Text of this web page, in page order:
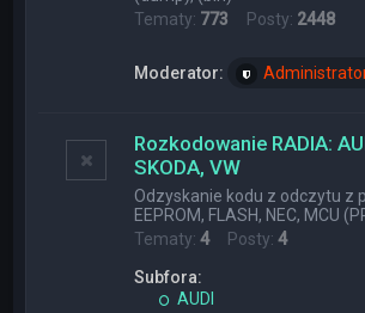
Tematy: 773 Posty: 2448
Moderator:
Rozkodowanie RADIA:
SKODA, VW
Odzyskanie kodu z odczytu z
EEPROM, FLASH, NEC, MCU
Tematy:4Posty:4
Subfora:
AUDI